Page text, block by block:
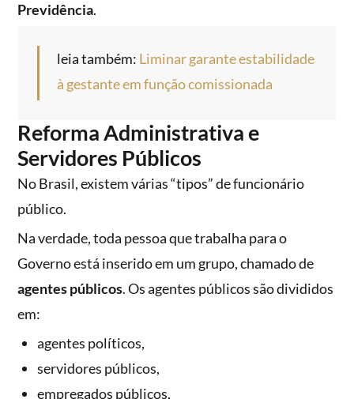
Previdência.
leia também: Liminar garante estabilidade
à gestante em função comissionada
Reforma Administrativa e
Servidores Públicos
No Brasil, existem várias “tipos” de funcionário
público.
Na verdade, toda pessoa que trabalha para o
Governo está inserido em um grupo, chamado de
agentes públicos. Os agentes públicos são divididos
em:
agentes políticos,
servidores públicos,
empregados públicos,